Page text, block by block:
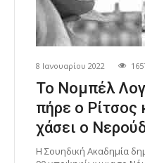
8 Ιανουαρίου 2022
Το Νομπέλ
πήρε ο Ρίτσος
χάσει ο
Η Σουηδική Ακαδημία